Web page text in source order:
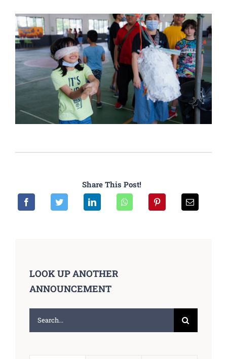
Share This Post!
LOOK UP ANOTHER
ANNOUNCEMENT
Search
for: